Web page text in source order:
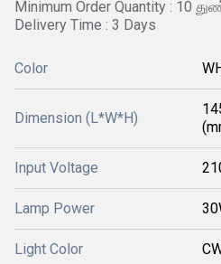
Minimum Order Quantity : 10
Delivery Time : 3 Days
Color
Dimension (L*W*H)
Input Voltage
Lamp Power
Light Color